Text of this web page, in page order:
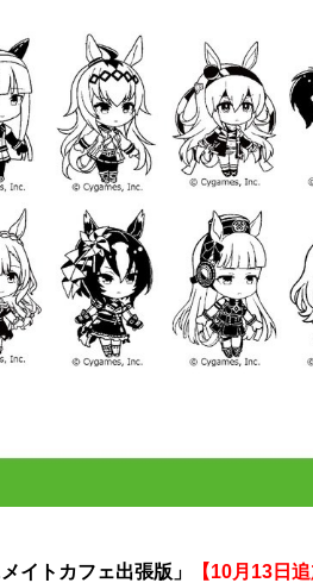
イトカフェ出張版」
【10月13日